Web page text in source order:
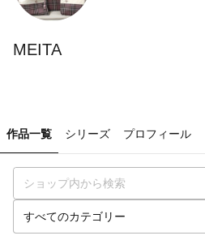
MEITA
作品一覧 シリーズ プロフィール